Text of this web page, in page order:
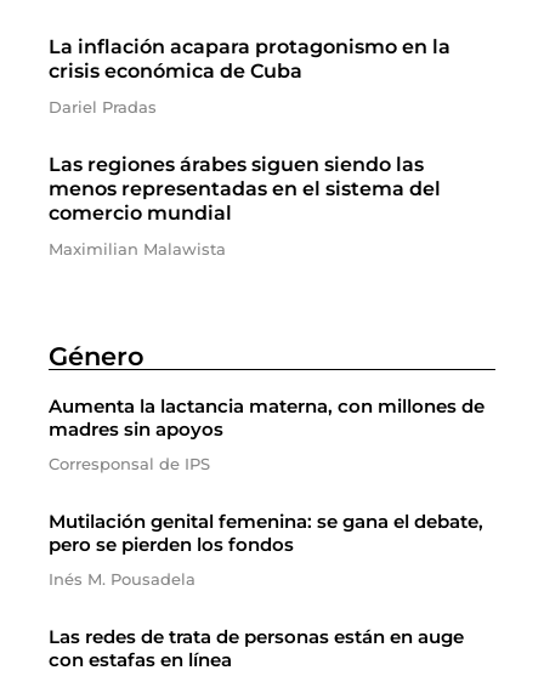
La inflación acapara protagonismo en la
crisis económica de Cuba
Dariel Pradas
Las regiones árabes siguen siendo las
menos representadas en el sistema del
comercio mundial
Maximilian Malawista
Género
Aumenta la lactancia materna, con millones de
madres sin apoyos
Corresponsal de IPS
Mutilación genital femenina: se gana el debate,
pero se pierden los fondos
Inés M. Pousadela
Las redes de trata de personas están en auge
con estafas en línea